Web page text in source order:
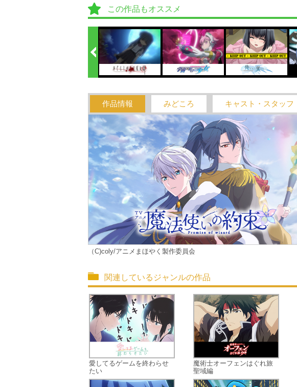
この作品もオススメ
作品情報 みどころ キャスト・スタッフ
（C)coly/アニメまほやく製作委員会
関連しているジャンルの作品
愛してるゲームを終わらせ
たい
魔術士オーフェンはぐれ旅
聖域編